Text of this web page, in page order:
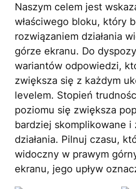
Naszym celem jest
właściwego bloku, który
rozwiązaniem działania
górze ekranu. Do
wariantów odpowiedzi,
zwiększa się z każdym
levelem. Stopień
poziomu się zwiększa
bardziej skomplikowane i
działania. Pilnuj czasu,
widoczny w prawym
ekranu, jego upływ